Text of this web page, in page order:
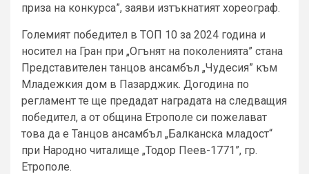
приза на конкурса”, заяви изтъкнатият хореограф.
Големият победител в ТОП 10 за 2024 година и
носител на Гран при „Огънят на поколенията” стана
Представителен танцов ансамбъл „Чудесия” към
Младежкия дом в Пазарджик. Догодина по
регламент те ще предадат наградата на следващия
победител, а от община Етрополе си пожелават
това да е Танцов ансамбъл „Балканска младост“
при Народно читалище „Тодор Пеев-1771”, гр.
Етрополе.